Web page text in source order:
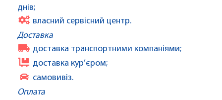
днів;
власний сервісний центр.
Доставка
доставка транспортними компаніями;
доставка кур’єром;
самовивіз.
Оплата